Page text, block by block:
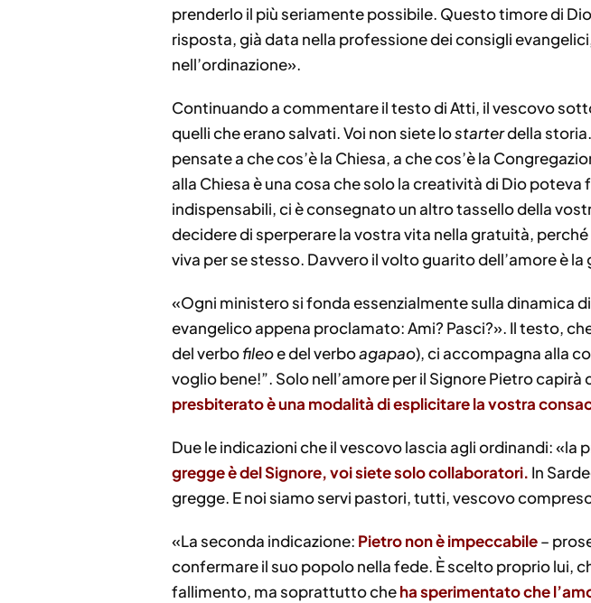
prenderlo il più seriamente possibile. Questo timore di
risposta, già data nella professione dei consigli
nell’ordinazione».
Continuando a commentare il testo di Atti, il vescovo
quelli che erano salvati. Voi non siete lostarterdella storia.
pensate a che cos’è la Chiesa, a che cos’è la
alla Chiesa è una cosa che solo la creatività di Dio
indispensabili, ci è consegnato un altro tassello della
decidere di sperperare la vostra vita nella gratuità,
viva per se stesso. Davvero il volto guarito dell’amore è
«Ogni ministero si fonda essenzialmente sulla dinamica
evangelico appena proclamato: Ami? Pasci?». Il testo,
del verbofileoe del verboagapao), ci accompagna alla
voglio bene!”. Solo nell’amore per il Signore Pietro
presbiterato è una modalità di esplicitare la vostra
Due le indicazioni che il vescovo lascia agli ordinandi:
gregge è del Signore, voi siete solo collaboratori. In
gregge. E noi siamo servi pastori, tutti, vescovo
«La seconda indicazione: Pietro non è impeccabile–
confermare il suo popolo nella fede. È scelto proprio lui,
fallimento, ma soprattutto cheha sperimentato che